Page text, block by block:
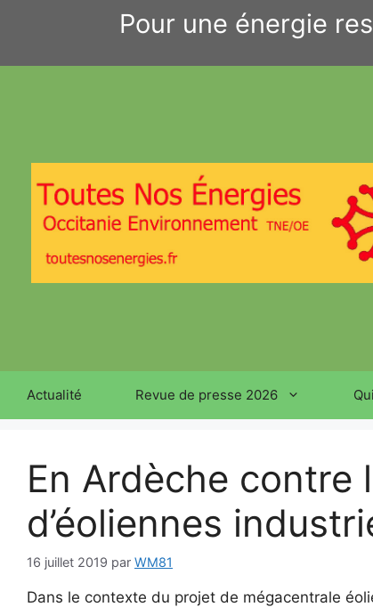
Pour une énergie
Actualité Revue de presse 2026
En Ardèche contre
d’éoliennes
16 juillet 2019 par WM81
Dans le contexte du projet de mégacentrale